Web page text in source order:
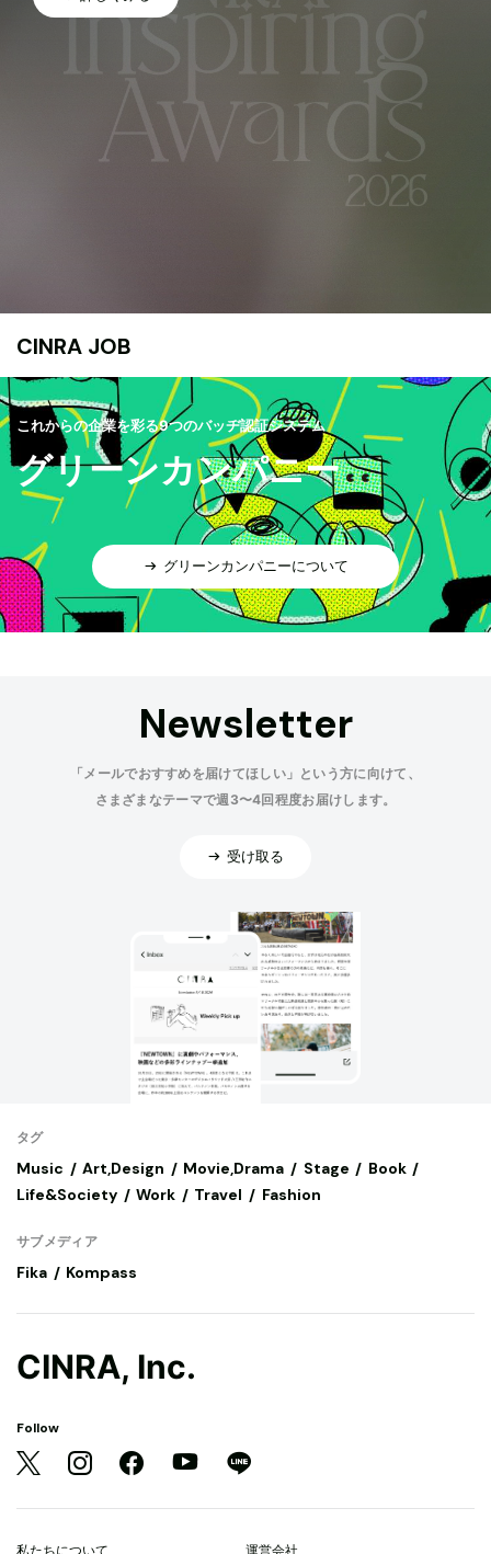
CINRA JOB
これからの企業を彩る9つのバッヂ認証システム
グリーンカンパニー
グリーンカンパニーについて
Newsletter
「メールでおすすめを届けてほしい」という方に向けて、
さまざまなテーマで週3〜4回程度お届けします。
受け取る
タグ
Music Art,Design Movie,Drama Stage
Book
Life&Society
Work Travel Fashion
サブメディア
Fika Kompass
CINRA, Inc.
Follow
私たちについて 運営会社